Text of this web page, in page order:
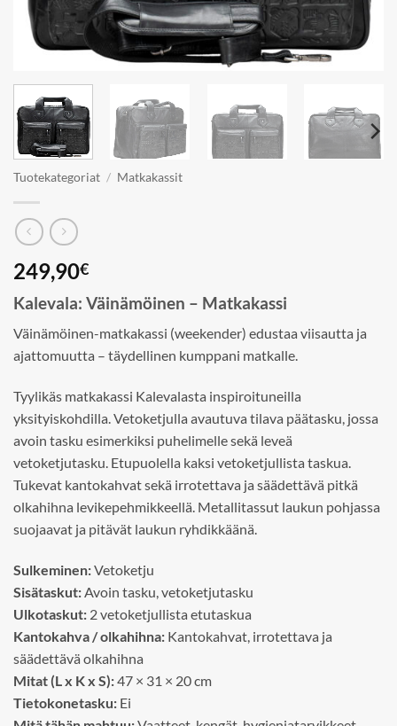
Tuotekategoriat / Matkakassit
249,90€
Kalevala: Väinämöinen – Matkakassi
Väinämöinen-matkakassi (weekender) edustaa viisautta ja
ajattomuutta – täydellinen kumppani matkalle.
Tyylikäs matkakassi Kalevalasta inspiroituneilla
yksityiskohdilla. Vetoketjulla avautuva tilava päätasku, jossa
avoin tasku esimerkiksi puhelimelle sekä leveä
vetoketjutasku. Etupuolella kaksi vetoketjullista taskua.
Tukevat kantokahvat sekä irrotettava ja säädettävä pitkä
olkahihna levikepehmikkeellä. Metallitassut laukun pohjassa
suojaavat ja pitävät laukun ryhdikkäänä.
Sulkeminen:Vetoketju
Sisätaskut: Avoin tasku, vetoketjutasku
Ulkotaskut: 2 vetoketjullista etutaskua
Kantokahva / olkahihna: Kantokahvat, irrotettava ja
säädettävä olkahihna
Mitat (L x K x S):47 × 31 × 20 cm
Tietokonetasku: Ei